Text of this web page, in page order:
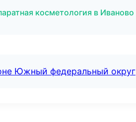
косметология в Иваново
Южный федеральный округ